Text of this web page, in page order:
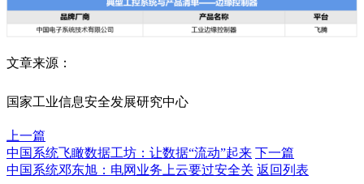
文章来源：
国家工业信息安全发展研究中心
上一篇
中国系统飞瞰数据工坊：让数据“流动”起来 下一篇
中国系统邓东旭：电网业务上云要过安全关 返回列表